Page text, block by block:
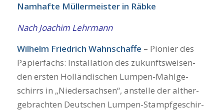
Nam­haf­te Mül­ler­meis­ter in Räb­ke
Nach Joa­chim Lehr­mann
Wil­helm Fried­rich Wahn­schaf­fe – Pio­nier des
Papier­fachs: Instal­la­ti­on des zukunfts­wei­sen­
den ers­ten Hol­län­di­schen Lum­pen-Mahl­ge­
schirrs in „Nie­der­sach­sen“, anstel­le der alt­her­
ge­brach­ten Deut­schen Lum­pen-Stampf­ge­schir­